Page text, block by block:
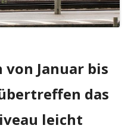
Januar bis
das
leicht